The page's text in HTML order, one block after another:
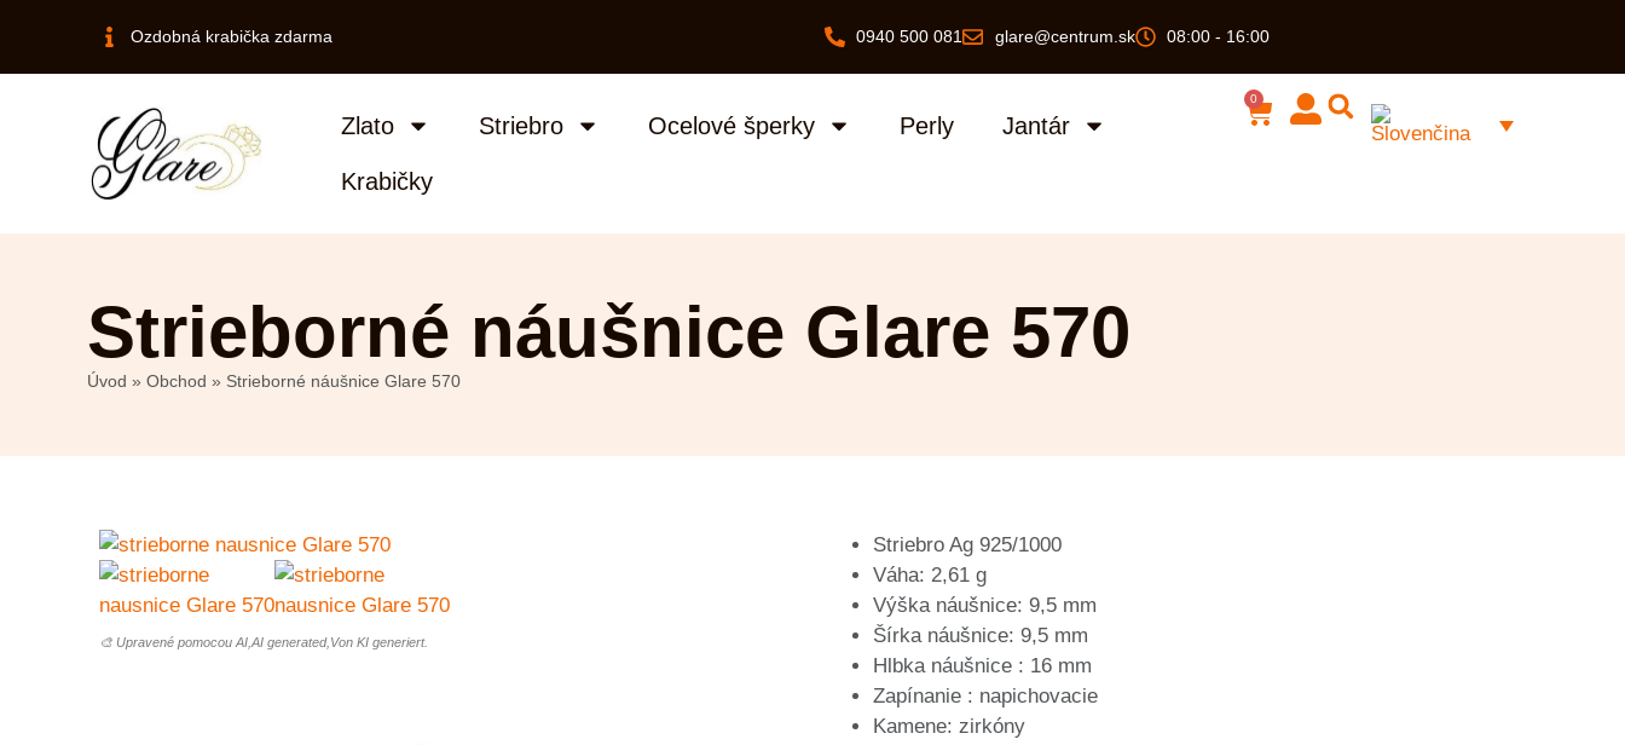
Ozdobná krabička zdarma 0940 500 081 glare@centrum.sk 08:00 - 16:00
Zlato Striebro Ocelové šperky Perly Jantár
Krabičky
0
Strieborné náušnice Glare 570
Úvod » Obchod » Strieborné náušnice Glare 570
🎨 Upravené pomocou AI,AI generated,Von KI generiert.
Striebro Ag 925/1000
Váha: 2,61 g
Výška náušnice: 9,5 mm
Šírka náušnice: 9,5 mm
Hlbka náušnice : 16 mm
Zapínanie : napichovacie
Kamene: zirkóny